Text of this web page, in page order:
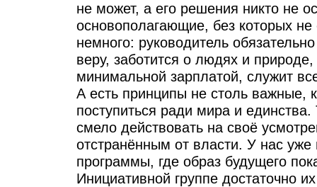
не может, а его решения никто не
основополагающие, без которых
немного: руководитель
веру, заботится о людях и природе,
минимальной зарплатой, служит
А есть принципы не столь важные,
поступиться ради мира и
смело действовать на своё
отстранённым от власти. У нас
программы, где образ будущего
Инициативной группе достаточно